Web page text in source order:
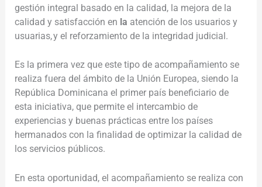
gestión integral basado en la calidad, la mejora de la
calidad y satisfacción en la atención de los usuarios y
usuarias, y el reforzamiento de la integridad judicial.
Es la primera vez que este tipo de acompañamiento se
realiza fuera del ámbito de la Unión Europea, siendo la
República Dominicana el primer país beneficiario de
esta iniciativa, que permite el intercambio de
experiencias y buenas prácticas entre los países
hermanados con la finalidad de optimizar la calidad de
los servicios públicos.
En esta oportunidad, el acompañamiento se realiza con